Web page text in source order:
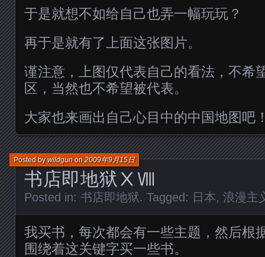
于是就想不如给自己也弄一幅玩玩？
再于是就有了上面这张图片。
谨注意，上图仅代表自己的看法，不希
区，当然也不希望被代表。
大家也来画出自己心目中的中国地图吧
书店即地狱ⅩⅧ
Posted bywildgunon2009年9月15日
Posted in: 书店即地狱. Tagged: 日本, 浪漫主
我买书，每次都会有一些主题，然后根
围绕着这关键字买一些书。